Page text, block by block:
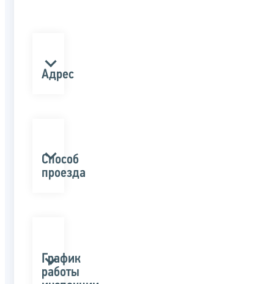
Адрес
Способ
проезда
График
работы